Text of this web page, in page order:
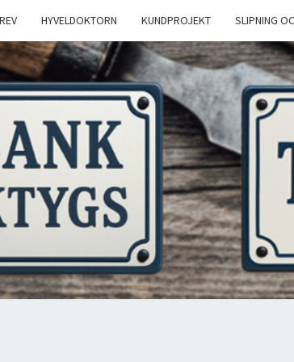
HYVELDOKTORN KUNDPROJEKT SLIPNING